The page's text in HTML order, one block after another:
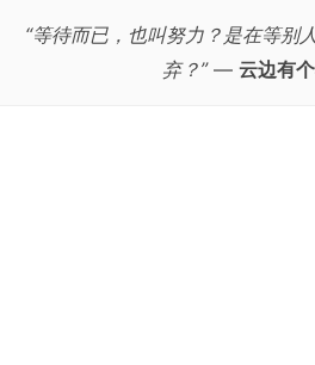
“等待而已，也叫努力？是在等别
弃？”— 云边有